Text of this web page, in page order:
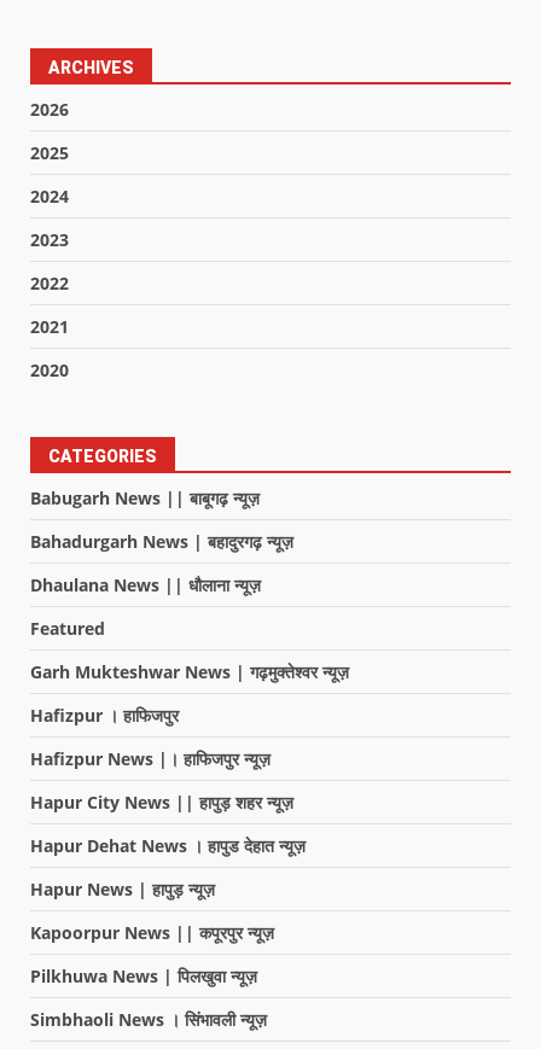
ARCHIVES
2026
2025
2024
2023
2022
2021
2020
CATEGORIES
Babugarh News || बाबूगढ़ न्यूज़
Bahadurgarh News | बहादुरगढ़ न्यूज़
Dhaulana News || धौलाना न्यूज़
Featured
Garh Mukteshwar News | गढ़मुक्तेश्वर न्यूज़
Hafizpur । हाफिजपुर
Hafizpur News |। हाफिजपुर न्यूज़
Hapur City News || हापुड़ शहर न्यूज़
Hapur Dehat News । हापुड देहात न्यूज़
Hapur News | हापुड़ न्यूज़
Kapoorpur News || कपूरपुर न्यूज़
Pilkhuwa News | पिलखुवा न्यूज़
Simbhaoli News । सिंभावली न्यूज़